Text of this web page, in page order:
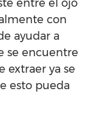
entre el ojo
con
ayudar a
se encuentre
extraer ya se
esto pueda